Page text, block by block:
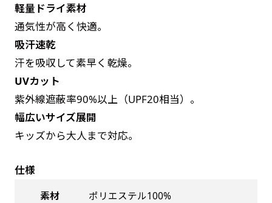
軽量ドライ素材
通気性が高く快適。
吸汗速乾
汗を吸収して素早く乾燥。
UVカット
紫外線遮蔽率90%以上（UPF20相当）。
幅広いサイズ展開
キッズから大人まで対応。
仕様
素材 ポリエステル100%
生地は対応不可です。